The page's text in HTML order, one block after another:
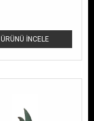
ÜRÜNÜ İNCELE